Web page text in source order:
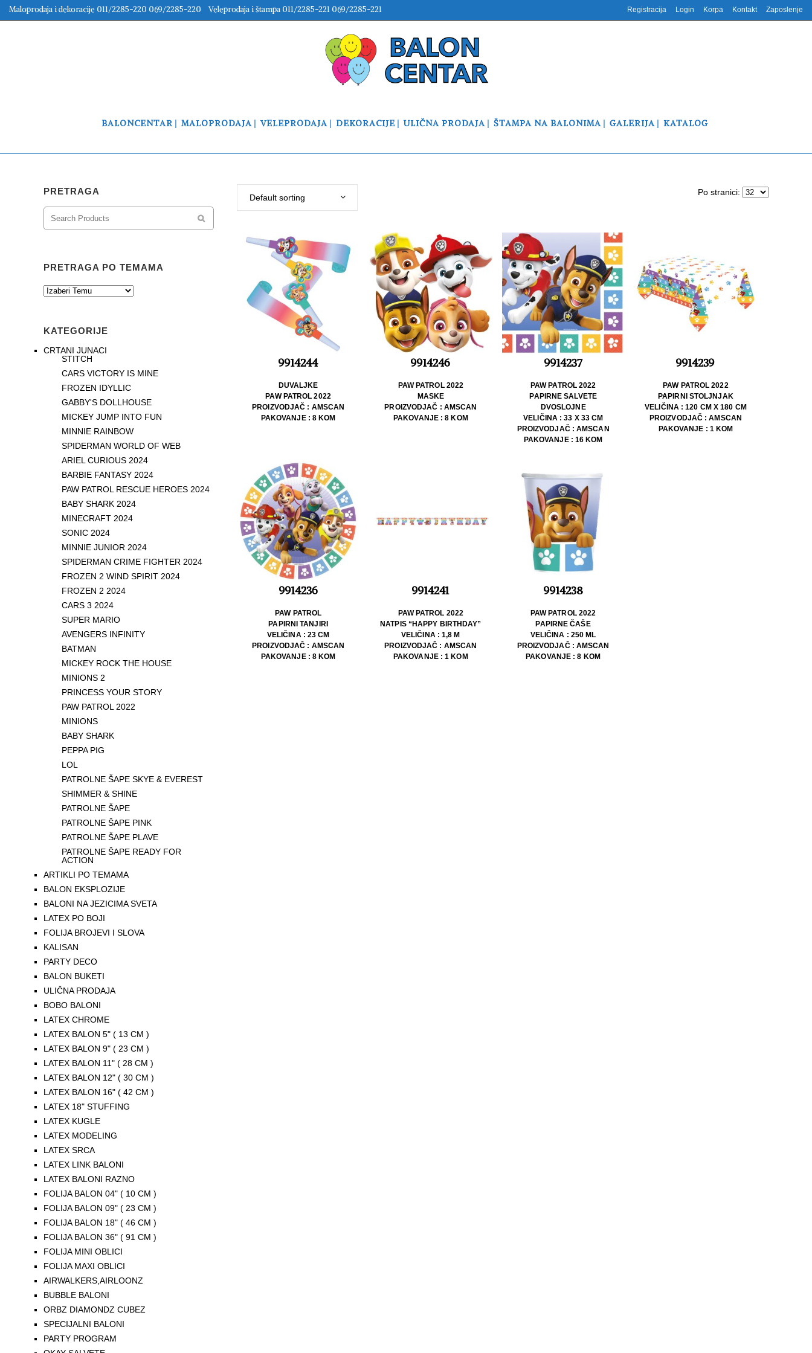
Maloprodaja i dekoracije 011/2285-220 069/2285-220 Veleprodaja i štampa 011/2285-221 069/2285-221 Registracija Login Korpa Kontakt Zaposlenje
BALONCENTAR MALOPRODAJA VELEPRODAJA DEKORACIJE ULIČNA PRODAJA ŠTAMPA NA BALONIMA GALERIJA KATALOG
PRETRAGA
PRETRAGA PO TEMAMA
KATEGORIJE
CRTANI JUNACI
STITCH
CARS VICTORY IS MINE
FROZEN IDYLLIC
GABBY'S DOLLHOUSE
MICKEY JUMP INTO FUN
MINNIE RAINBOW
SPIDERMAN WORLD OF WEB
ARIEL CURIOUS 2024
BARBIE FANTASY 2024
PAW PATROL RESCUE HEROES 2024
BABY SHARK 2024
MINECRAFT 2024
SONIC 2024
MINNIE JUNIOR 2024
SPIDERMAN CRIME FIGHTER 2024
FROZEN 2 WIND SPIRIT 2024
FROZEN 2 2024
CARS 3 2024
SUPER MARIO
AVENGERS INFINITY
BATMAN
MICKEY ROCK THE HOUSE
MINIONS 2
PRINCESS YOUR STORY
PAW PATROL 2022
MINIONS
BABY SHARK
PEPPA PIG
LOL
PATROLNE ŠAPE SKYE & EVEREST
SHIMMER & SHINE
PATROLNE ŠAPE
PATROLNE ŠAPE PINK
PATROLNE ŠAPE PLAVE
PATROLNE ŠAPE READY FOR
ACTION
ARTIKLI PO TEMAMA
BALON EKSPLOZIJE
BALONI NA JEZICIMA SVETA
LATEX PO BOJI
FOLIJA BROJEVI I SLOVA
KALISAN
PARTY DECO
BALON BUKETI
ULIČNA PRODAJA
BOBO BALONI
LATEX CHROME
LATEX BALON 5" ( 13 CM )
LATEX BALON 9" ( 23 CM )
LATEX BALON 11" ( 28 CM )
LATEX BALON 12" ( 30 CM )
LATEX BALON 16" ( 42 CM )
LATEX 18" STUFFING
LATEX KUGLE
LATEX MODELING
LATEX SRCA
LATEX LINK BALONI
LATEX BALONI RAZNO
FOLIJA BALON 04" ( 10 CM )
FOLIJA BALON 09" ( 23 CM )
FOLIJA BALON 18" ( 46 CM )
FOLIJA BALON 36" ( 91 CM )
FOLIJA MINI OBLICI
FOLIJA MAXI OBLICI
AIRWALKERS,AIRLOONZ
BUBBLE BALONI
ORBZ DIAMONDZ CUBEZ
SPECIJALNI BALONI
PARTY PROGRAM
Po stranici:
Default sorting
9914244
DUVALJKE
PAW PATROL 2022
PROIZVODJAČ : AMSCAN
PAKOVANJE : 8 KOM
9914246
PAW PATROL 2022
MASKE
PROIZVODJAČ : AMSCAN
PAKOVANJE : 8 KOM
9914237
PAW PATROL 2022
PAPIRNE SALVETE
DVOSLOJNE
VELIČINA : 33 X 33 CM
PROIZVODJAČ : AMSCAN
PAKOVANJE : 16 KOM
9914239
PAW PATROL 2022
PAPIRNI STOLJNJAK
VELIČINA : 120 CM X 180 CM
PROIZVODJAČ : AMSCAN
PAKOVANJE : 1 KOM
9914236
PAW PATROL
PAPIRNI TANJIRI
VELIČINA : 23 CM
PROIZVODJAČ : AMSCAN
PAKOVANJE : 8 KOM
9914241
PAW PATROL 2022
NATPIS “HAPPY BIRTHDAY”
VELIČINA : 1,8 M
PROIZVODJAČ : AMSCAN
PAKOVANJE : 1 KOM
9914238
PAW PATROL 2022
PAPIRNE ČAŠE
VELIČINA : 250 ML
PROIZVODJAČ : AMSCAN
PAKOVANJE : 8 KOM